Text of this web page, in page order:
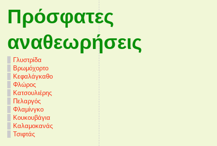
Πρόσφατες
αναθεωρήσεις
Γλυστρίδα
Βρωμόχορτο
Κεφαλάγκαθο
Φλώρος
Κατσουλιέρης
Πελαργός
Φλαμίνγκο
Κουκουβάγια
Καλαμοκανάς
Τσιφτάς